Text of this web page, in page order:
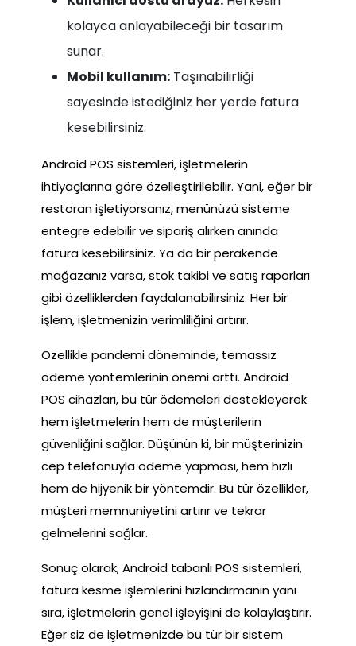
kolayca anlayabileceği bir tasarım
sunar.
Mobil kullanım: Taşınabilirliği
sayesinde istediğiniz her yerde fatura
kesebilirsiniz.
Android POS sistemleri, işletmelerin
ihtiyaçlarına göre özelleştirilebilir. Yani, eğer bir
restoran işletiyorsanız, menünüzü sisteme
entegre edebilir ve sipariş alırken anında
fatura kesebilirsiniz. Ya da bir perakende
mağazanız varsa, stok takibi ve satış raporları
gibi özelliklerden faydalanabilirsiniz. Her bir
işlem, işletmenizin verimliliğini artırır.
Özellikle pandemi döneminde, temassız
ödeme yöntemlerinin önemi arttı. Android
POS cihazları, bu tür ödemeleri destekleyerek
hem işletmelerin hem de müşterilerin
güvenliğini sağlar. Düşünün ki, bir müşterinizin
cep telefonuyla ödeme yapması, hem hızlı
hem de hijyenik bir yöntemdir. Bu tür özellikler,
müşteri memnuniyetini artırır ve tekrar
gelmelerini sağlar.
Sonuç olarak, Android tabanlı POS sistemleri,
fatura kesme işlemlerini hızlandırmanın yanı
sıra, işletmelerin genel işleyişini de kolaylaştırır.
Eğer siz de işletmenizde bu tür bir sistem